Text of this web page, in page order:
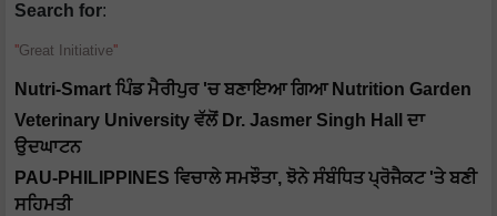
Search for:
Great Initiative
Nutri-Smart ਪਿੰਡ ਮੈਰੀਪੁਰ 'ਚ ਬਣਾਇਆ ਗਿਆ Nutrition Garden
Veterinary University ਵੱਲੋਂ Dr. Jasmer Singh Hall ਦਾ
ਉਦਘਾਟਨ
PAU-PHILIPPINES ਵਿਚਾਲੇ ਸਮਝੌਤਾ, ਝੋਨੇ ਸੰਬੰਧਿਤ ਪ੍ਰੋਜੈਕਟ 'ਤੇ ਬਣੀ
ਸਹਿਮਤੀ